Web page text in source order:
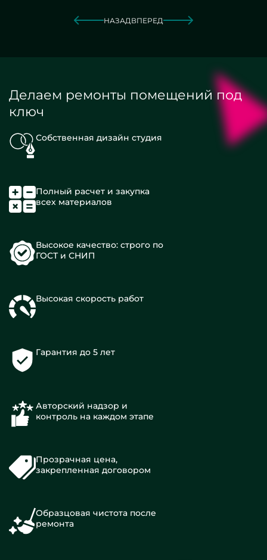
НАЗАД ВПЕРЕД
Делаем ремонты помещений под
ключ
Собственная дизайн студия
Полный расчет и закупка
всех материалов
Высокое качество: строго по
ГОСТ и СНИП
Высокая скорость работ
Гарантия до 5 лет
Авторский надзор и
контроль на каждом этапе
Прозрачная цена,
закрепленная договором
Образцовая чистота после
ремонта